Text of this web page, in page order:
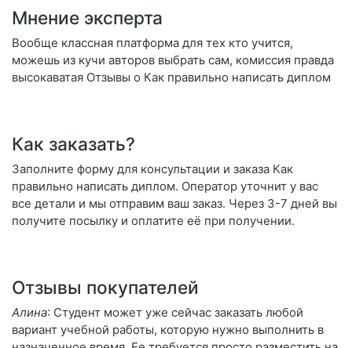
Мнение эксперта
Вообще классная платформа для тех кто учится,
можешь из кучи авторов выбрать сам, комиссия правда
высокаватая Отзывы о Как правильно написать диплом
Как заказать?
Заполните форму для консультации и заказа Как
правильно написать диплом. Оператор уточнит у вас
все детали и мы отправим ваш заказ. Через 3-7 дней вы
получите посылку и оплатите её при получении.
Отзывы покупателей
Алина: Студент может уже сейчас заказать любой
вариант учебной работы, которую нужно выполнить в